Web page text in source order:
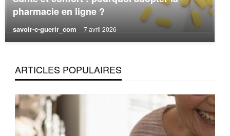
pharmacie en ligne ?
savoir-c-guerir_com 7 avril 2026
ARTICLES POPULAIRES